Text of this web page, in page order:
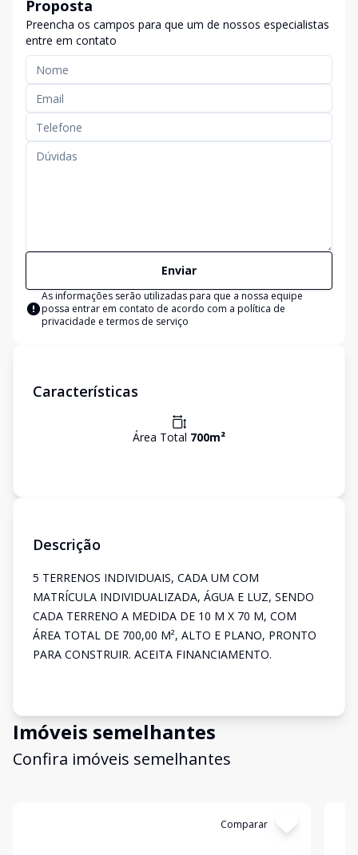
Proposta
Preencha os campos para que um de nossos especialistas
entre em contato
Enviar
As informações serão utilizadas para que a nossa equipe
possa entrar em contato de acordo com a política de
privacidade e termos de serviço
Características
Área Total 700m²
Descrição
5 TERRENOS INDIVIDUAIS, CADA UM COM
MATRÍCULA INDIVIDUALIZADA, ÁGUA E LUZ, SENDO
CADA TERRENO A MEDIDA DE 10 M X 70 M, COM
ÁREA TOTAL DE 700,00 M², ALTO E PLANO, PRONTO
PARA CONSTRUIR. ACEITA FINANCIAMENTO.
Imóveis semelhantes
Confira imóveis semelhantes
Comparar